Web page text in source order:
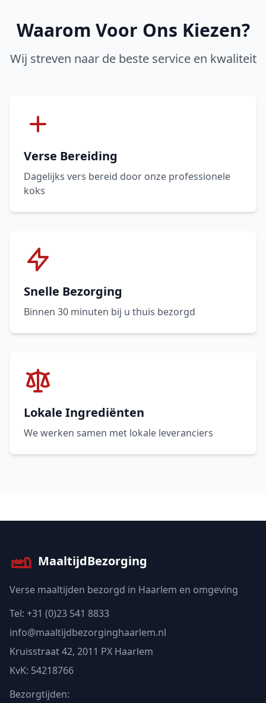
Waarom Voor Ons Kiezen?
Wij streven naar de beste service en kwaliteit
Verse Bereiding
Dagelijks vers bereid door onze professionele
koks
Snelle Bezorging
Binnen 30 minuten bij u thuis bezorgd
Lokale Ingrediënten
We werken samen met lokale leveranciers
MaaltijdBezorging
Verse maaltijden bezorgd in Haarlem en omgeving
Tel: +31 (0)23 541 8833
info@maaltijdbezorginghaarlem.nl
Kruisstraat 42, 2011 PX Haarlem
KvK: 54218766
Bezorgtijden: